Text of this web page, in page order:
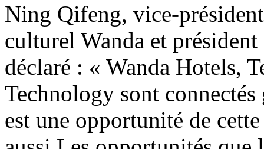
Ning Qifeng, vice-
culturel Wanda et
déclaré : « Wanda Hotels,
Technology sont
est une opportunité de